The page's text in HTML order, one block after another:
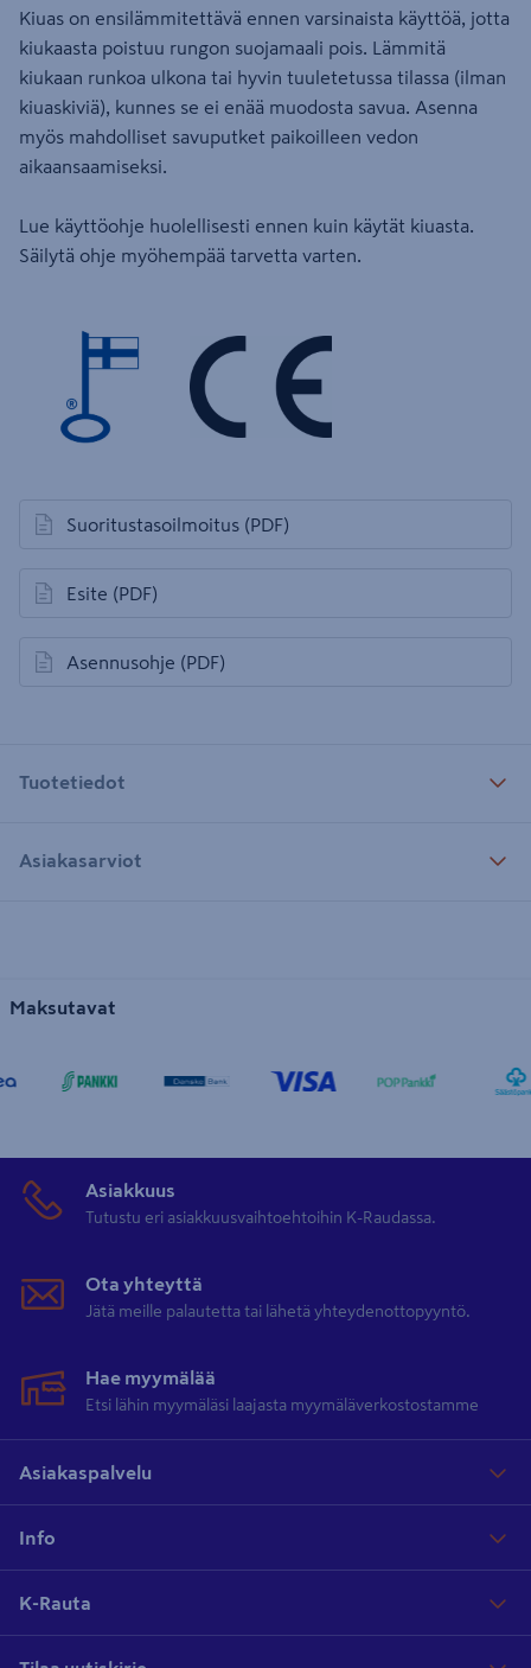
Kiuas on ensilämmitettävä ennen varsinaista käyttöä, jotta
kiukaasta poistuu rungon suojamaali pois. Lämmitä
kiukaan runkoa ulkona tai hyvin tuuletetussa tilassa (ilman
kiuaskiviä), kunnes se ei enää muodosta savua. Asenna
myös mahdolliset savuputket paikoilleen vedon
aikaansaamiseksi.
Lue käyttöohje huolellisesti ennen kuin käytät kiuasta.
Säilytä ohje myöhempää tarvetta varten.
Suoritustasoilmoitus (PDF)
avautuu uuteen välilehteen
Esite (PDF)
avautuu uuteen välilehteen
Asennusohje (PDF)
avautuu uuteen välilehteen
Tuotetiedot
Asiakasarviot
Maksutavat
Asiakkuus
Tutustu eri asiakkuusvaihtoehtoihin K-Raudassa.
Ota yhteyttä
Jätä meille palautetta tai lähetä yhteydenottopyyntö.
Hae myymälää
Etsi lähin myymäläsi laajasta myymäläverkostostamme
Asiakaspalvelu
Info
K-Rauta